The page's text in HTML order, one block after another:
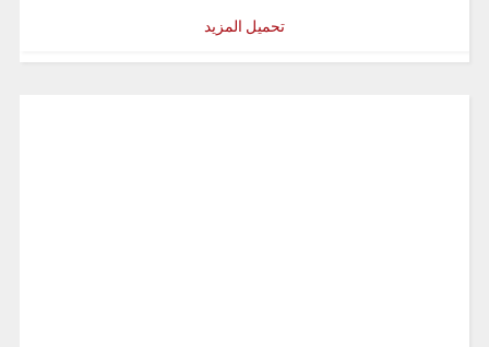
تحميل المزيد